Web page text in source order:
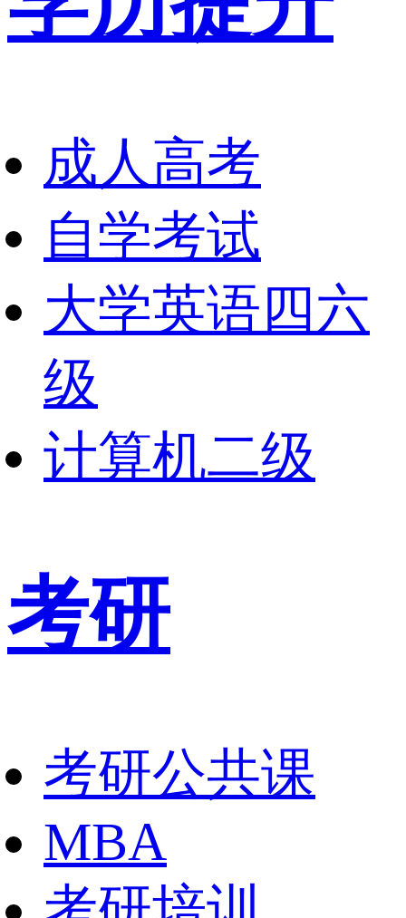
成人高考
自学考试
大学英语四六
级
计算机二级
考研
考研公共课
MBA